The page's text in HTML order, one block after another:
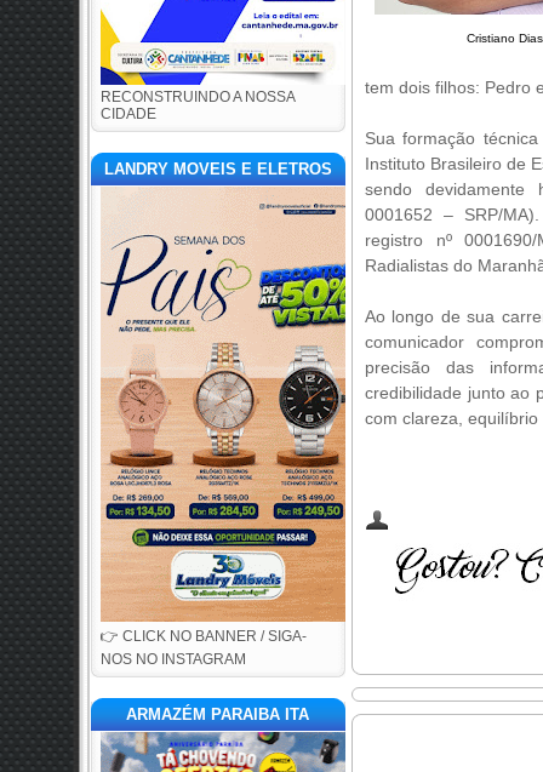
RECONSTRUINDO A NOSSA
CIDADE
LANDRY MOVEIS E ELETROS
👉 CLICK NO BANNER / SIGA-
NOS NO INSTAGRAM
ARMAZÉM PARAIBA ITA
Cristiano
tem dois filhos: Pedro
Sua formação
Instituto Brasileiro de
sendo devidamente
0001652 – SRP/
registro nº
Radialistas do
Ao longo de sua
comunicador
precisão das
credibilidade junto ao
com clareza,